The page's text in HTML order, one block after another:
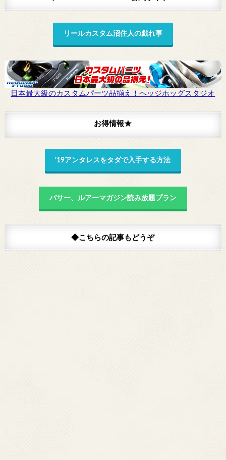
リールカスタム沼住人の戯れ事
日本最大級のカスタムパーツ品揃え！ヘッジホッグスタジオ
お得情報★
’19アンタレスをタダで入手する方法
バサー、ルアーマガジン読み放題プラン
◆こちらの記事もどうぞ